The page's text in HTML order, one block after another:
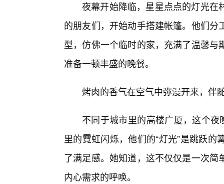
夜幕开始降临，星星点点的灯光在
的朋友们，开始动手搭建帐篷。他们
型，仿佛一个临时的家，充满了温馨
准备一顿丰盛的晚餐。
烤肉的香气在空气中弥漫开来，伴
不同于城市里的高楼广厦，这个夜
里的霓虹闪烁，他们的“灯光”是跳跃
了满足感。她知道，这不仅仅是一次
内心需求的呼唤。